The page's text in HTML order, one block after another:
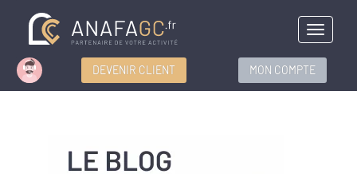
Menu
DEVENIR CLIENT MON COMPTE